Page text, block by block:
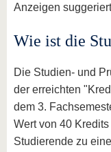
Anzeigen
Wie ist die
Die Studien- und
der erreichten
dem 3.
Wert von 40
Studierende zu